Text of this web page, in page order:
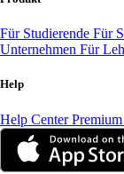
Für Studierende Für
Unternehmen Für
Help
Help Center